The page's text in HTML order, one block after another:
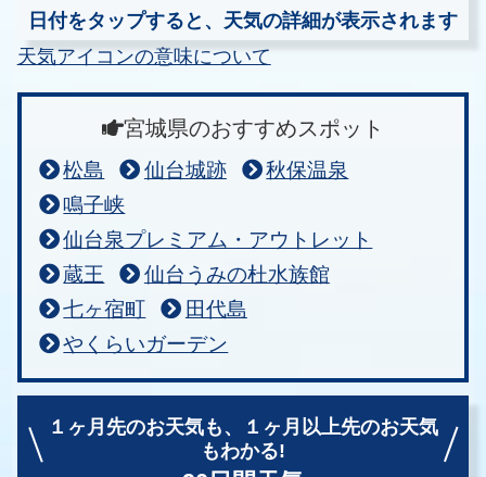
日付をタップすると、天気の詳細が表示されます
天気アイコンの意味について
宮城県のおすすめスポット
松島 仙台城跡
秋保温泉
鳴子峡
仙台泉プレミアム・アウトレット
蔵王
仙台うみの杜水族館
七ヶ宿町
田代島
やくらいガーデン
１ヶ月先のお天気も、
１ヶ月以上先のお天気
もわかる!